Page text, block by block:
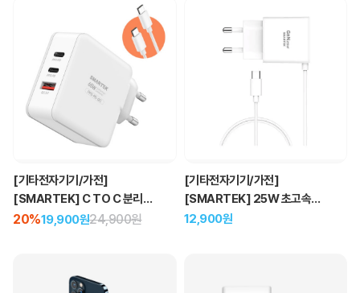
[기타전자기기/가전]
[SMARTEK] C TO C 분리형
65W 고속 충전기
20%19,900원24,900원
[기타전자기기/가전]
[SMARTEK] 25W 초고속
GAN 일체형 충전기
12,900원